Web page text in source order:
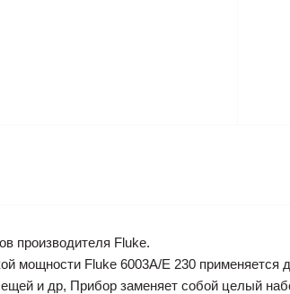
производителя Fluke.
мощности Fluke 6003A/E 230 применяется
и др, Прибор заменяет собой целый